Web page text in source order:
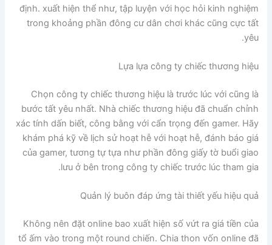
định. xuất hiện thể như, tập luyện với học hỏi kinh nghiệm
trong khoảng phần đông cư dân chơi khác cũng cực tất
yêu.
Lựa lựa công ty chiếc thương hiệu
Chọn công ty chiếc thương hiệu là trước lúc với cũng là
bước tất yêu nhất. Nhà chiếc thương hiệu đã chuẩn chỉnh
xác tính dấn biết, công bằng với cẩn trọng đến gamer. Hãy
khám phá kỹ về lịch sử hoạt hễ với hoạt hễ, đánh báo giá
của gamer, tương tự tựa như phần đông giấy tờ buổi giao
lưu ở bên trong công ty chiếc trước lúc tham gia.
Quản lý buôn đáp ứng tài thiết yếu hiệu quả
Không nên đặt online bao xuất hiện số vứt ra giá tiền của
tổ ấm vào trong một round chiến. Chia thon vốn online đã